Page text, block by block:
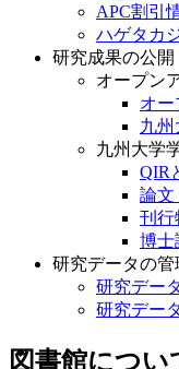
APC割引
ハゲタカ
研究成果の公開
オープン
オー
九
九州大学
QIR
論文
刊行
博士
研究データの管
研究デー
研究デー
図書館につい